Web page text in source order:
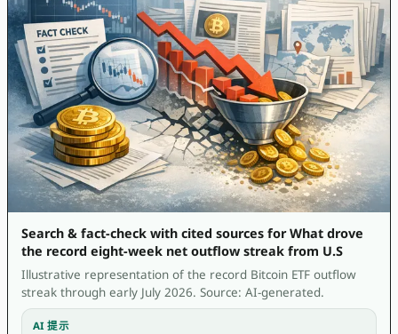
Search & fact-check with cited sources for What drove
the record eight-week net outflow streak from U.S
Illustrative representation of the record Bitcoin ETF outflow
streak through early July 2026. Source: AI-generated.
AI 提示